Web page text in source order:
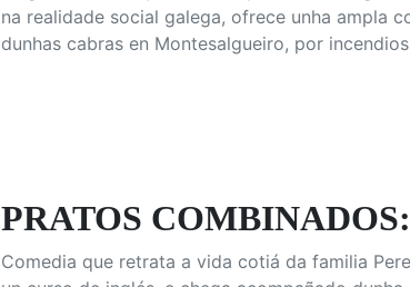
na realidade social galega, ofrece unha ampla
dunhas cabras en Montesalgueiro, por
PRATOS
Comedia que retrata a vida cotiá da familia